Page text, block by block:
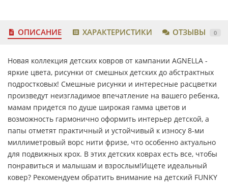
ОПИСАНИЕ ХАРАКТЕРИСТИКИ ОТЗЫВЫ 0
Новая коллекция детских ковров от кампании АGNELLA -
яркие цвета, рисунки от смешных детских до абстрактных
подростковых! Смешные рисунки и интересные расцветки
произведут неизгладимое впечатление на вашего ребенка,
мамам придется по душе широкая гамма цветов и
возможность гармонично оформить интерьер детской, а
папы отметят практичный и устойчивый к износу 8-ми
миллиметровый ворс нити фризе, что особенно актуально
для подвижных крох. В этих детских коврах есть все, чтобы
понравиться и малышам и взрослым!Ищете идеальный
ковер? Рекомендуем обратить внимание на детский FUNKY